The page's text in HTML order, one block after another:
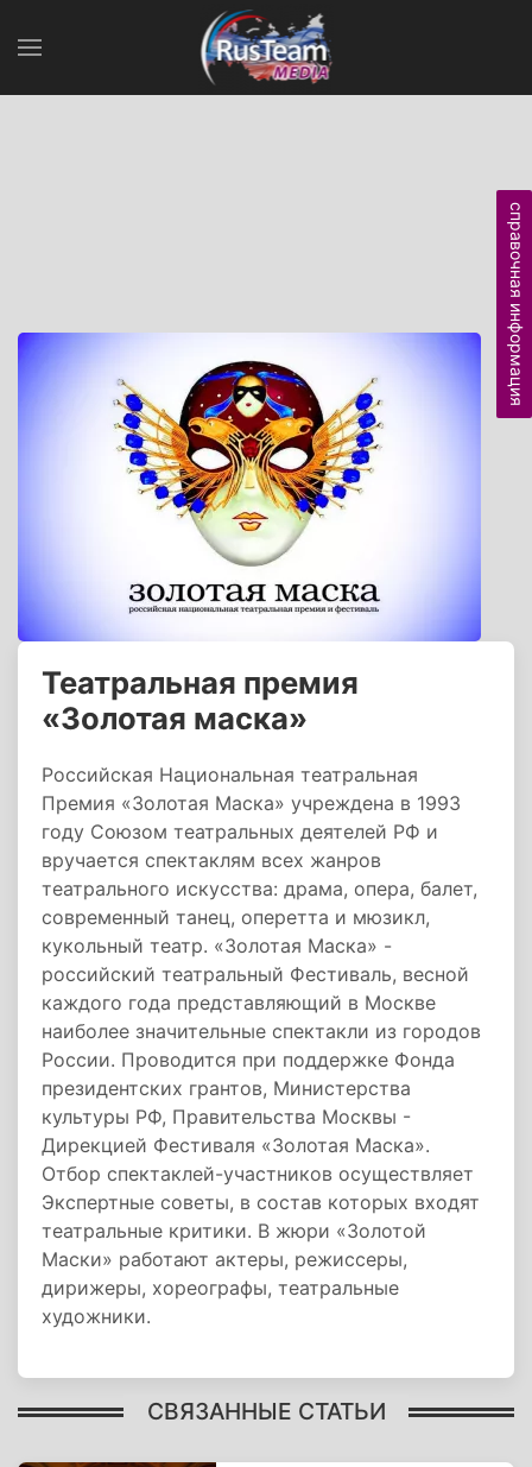
Театральная премия
«Золотая маска»
Российская Национальная театральная
Премия «Золотая Маска» учреждена в 1993
году Союзом театральных деятелей РФ и
вручается спектаклям всех жанров
театрального искусства: драма, опера, балет,
современный танец, оперетта и мюзикл,
кукольный театр. «Золотая Маска» -
российский театральный Фестиваль, весной
каждого года представляющий в Москве
наиболее значительные спектакли из городов
России. Проводится при поддержке Фонда
президентских грантов, Министерства
культуры РФ, Правительства Москвы -
Дирекцией Фестиваля «Золотая Маска».
Отбор спектаклей-участников осуществляет
Экспертные советы, в состав которых входят
театральные критики. В жюри «Золотой
Маски» работают актеры, режиссеры,
дирижеры, хореографы, театральные
художники.
СВЯЗАННЫЕ СТАТЬИ
справочная информация